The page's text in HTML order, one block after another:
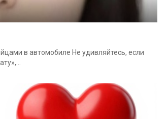
в автомобиле Не удивляйтесь, если